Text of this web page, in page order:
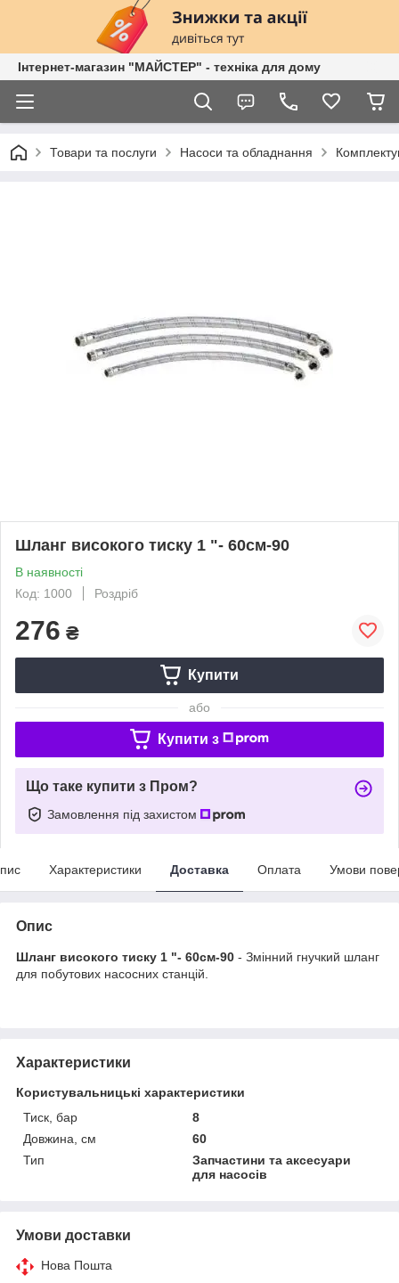
Інтернет-магазин "МАЙСТЕР" - техніка для дому
Товари та послуги Насоси та обладнання
Шланг високого тиску 1 "- 60см-90
В наявності
Код: 1000
Роздріб
276 ₴
Купити
або
Купити з
Що таке купити з Пром?
Замовлення під захистом
Характеристики Доставка Оплата Умови
Опис
Шланг високого тиску 1 "- 60см-90 - Змінний гнучкий шланг
для побутових насосних станцій.
Характеристики
Користувальницькі характеристики
Тиск, бар
8
Довжина, см
60
Тип
Запчастини та аксесуари
для насосів
Умови доставки
Нова Пошта